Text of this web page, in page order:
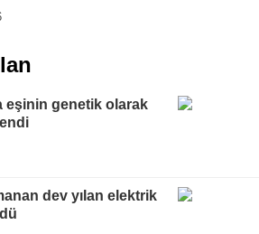
eşinin genetik olarak
dev yılan elektrik